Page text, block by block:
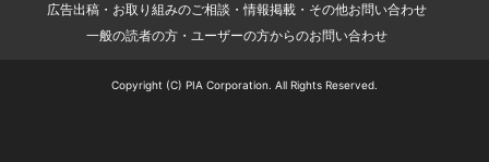
広告出稿・お取り組みのご相談・情報掲載・その他お問い合わせ
一般の読者の方・ユーザーの方からのお問い合わせ
Copyright (C) PIA Corporation. All Rights Reserved.